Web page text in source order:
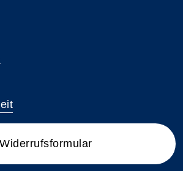
Widerrufsformular